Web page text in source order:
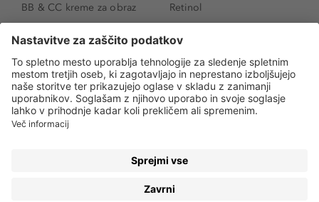
BB & CC kreme za obraz
SPF 30
Senčila za oči
Tekoči puder
Ličenje povešenih vek
Kako povečati oči
Retinol
Niacinamid
Rozacea
Salicilna kislina